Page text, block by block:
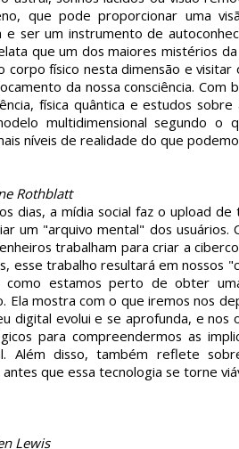
que pode proporcionar uma
e ser um instrumento de
que um dos maiores mistérios
corpo físico nesta dimensão e
da nossa consciência. Com
física quântica e estudos
multidimensional segundo o
níveis de realidade do que
Rothblatt
dias, a mídia social faz o upload
um "arquivo mental" dos usuários.
trabalham para criar a
esse trabalho resultará em nossos
como estamos perto de obter
Ela mostra com o que iremos nos
digital evolui e se aprofunda, e
para compreendermos as
Além disso, também reflete
que essa tecnologia se torne
Lewis